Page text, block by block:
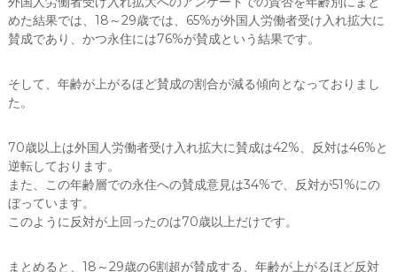
めた結果では、18～29歳では、65%が外国人労働者受け入れ拡大に
賛成であり、かつ永住には76%が賛成という結果です。
そして、年齢が上がるほど賛成の割合が減る傾向となっておりまし
た。
70歳以上は外国人労働者受け入れ拡大に賛成は42%、反対は46%と
逆転しております。
また、この年齢層での永住への賛成意見は34%で、反対が51%にの
ぼっています。
このように反対が上回ったのは70歳以上だけです。
まとめると、18～29歳の6割超が賛成する、年齢が上がるほど反対